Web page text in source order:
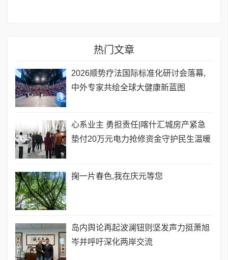
热门文章
​2026顺势疗法国际标准化研讨会落幕,
中外专家共绘全球大健康新蓝图
心系业主 勇担责任|喀什汇城房产紧急
垫付20万元电力抢修资金守护民生温暖
掬一片春色,我在庆元等您
岛内舆论再起波澜钮则坚发声力挺萧旭
岑并呼吁深化两岸交流